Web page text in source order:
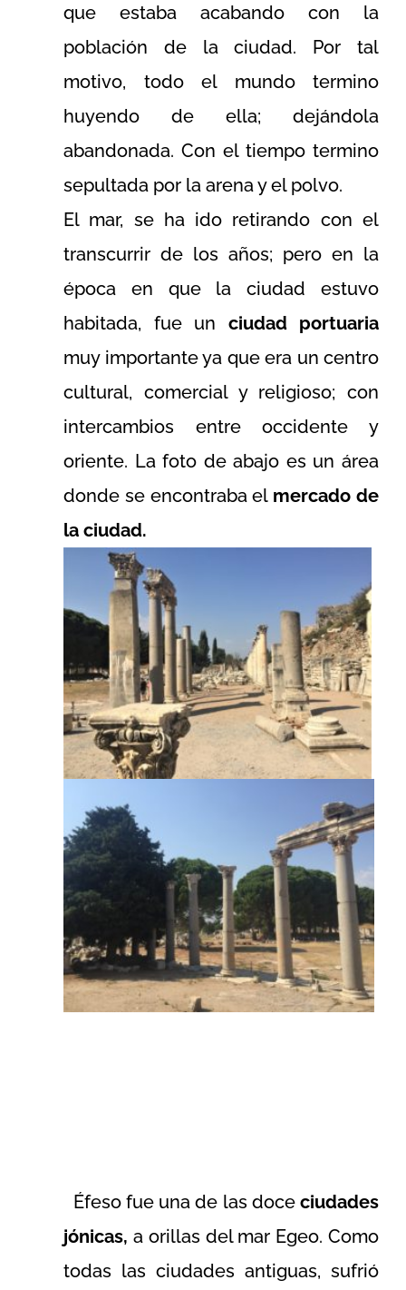
que estaba acabando con la
población de la ciudad. Por tal
motivo, todo el mundo termino
huyendo de ella; dejándola
abandonada. Con el tiempo termino
sepultada por la arena y el polvo.
El mar, se ha ido retirando con el
transcurrir de los años; pero en la
época en que la ciudad estuvo
habitada, fue un ciudad portuaria
muy importante ya que era un centro
cultural, comercial y religioso; con
intercambios entre occidente y
oriente. La foto de abajo es un área
donde se encontraba el mercado de
la ciudad.
Éfeso fue una de las doce ciudades
jónicas, a orillas del mar Egeo. Como
todas las ciudades antiguas, sufrió